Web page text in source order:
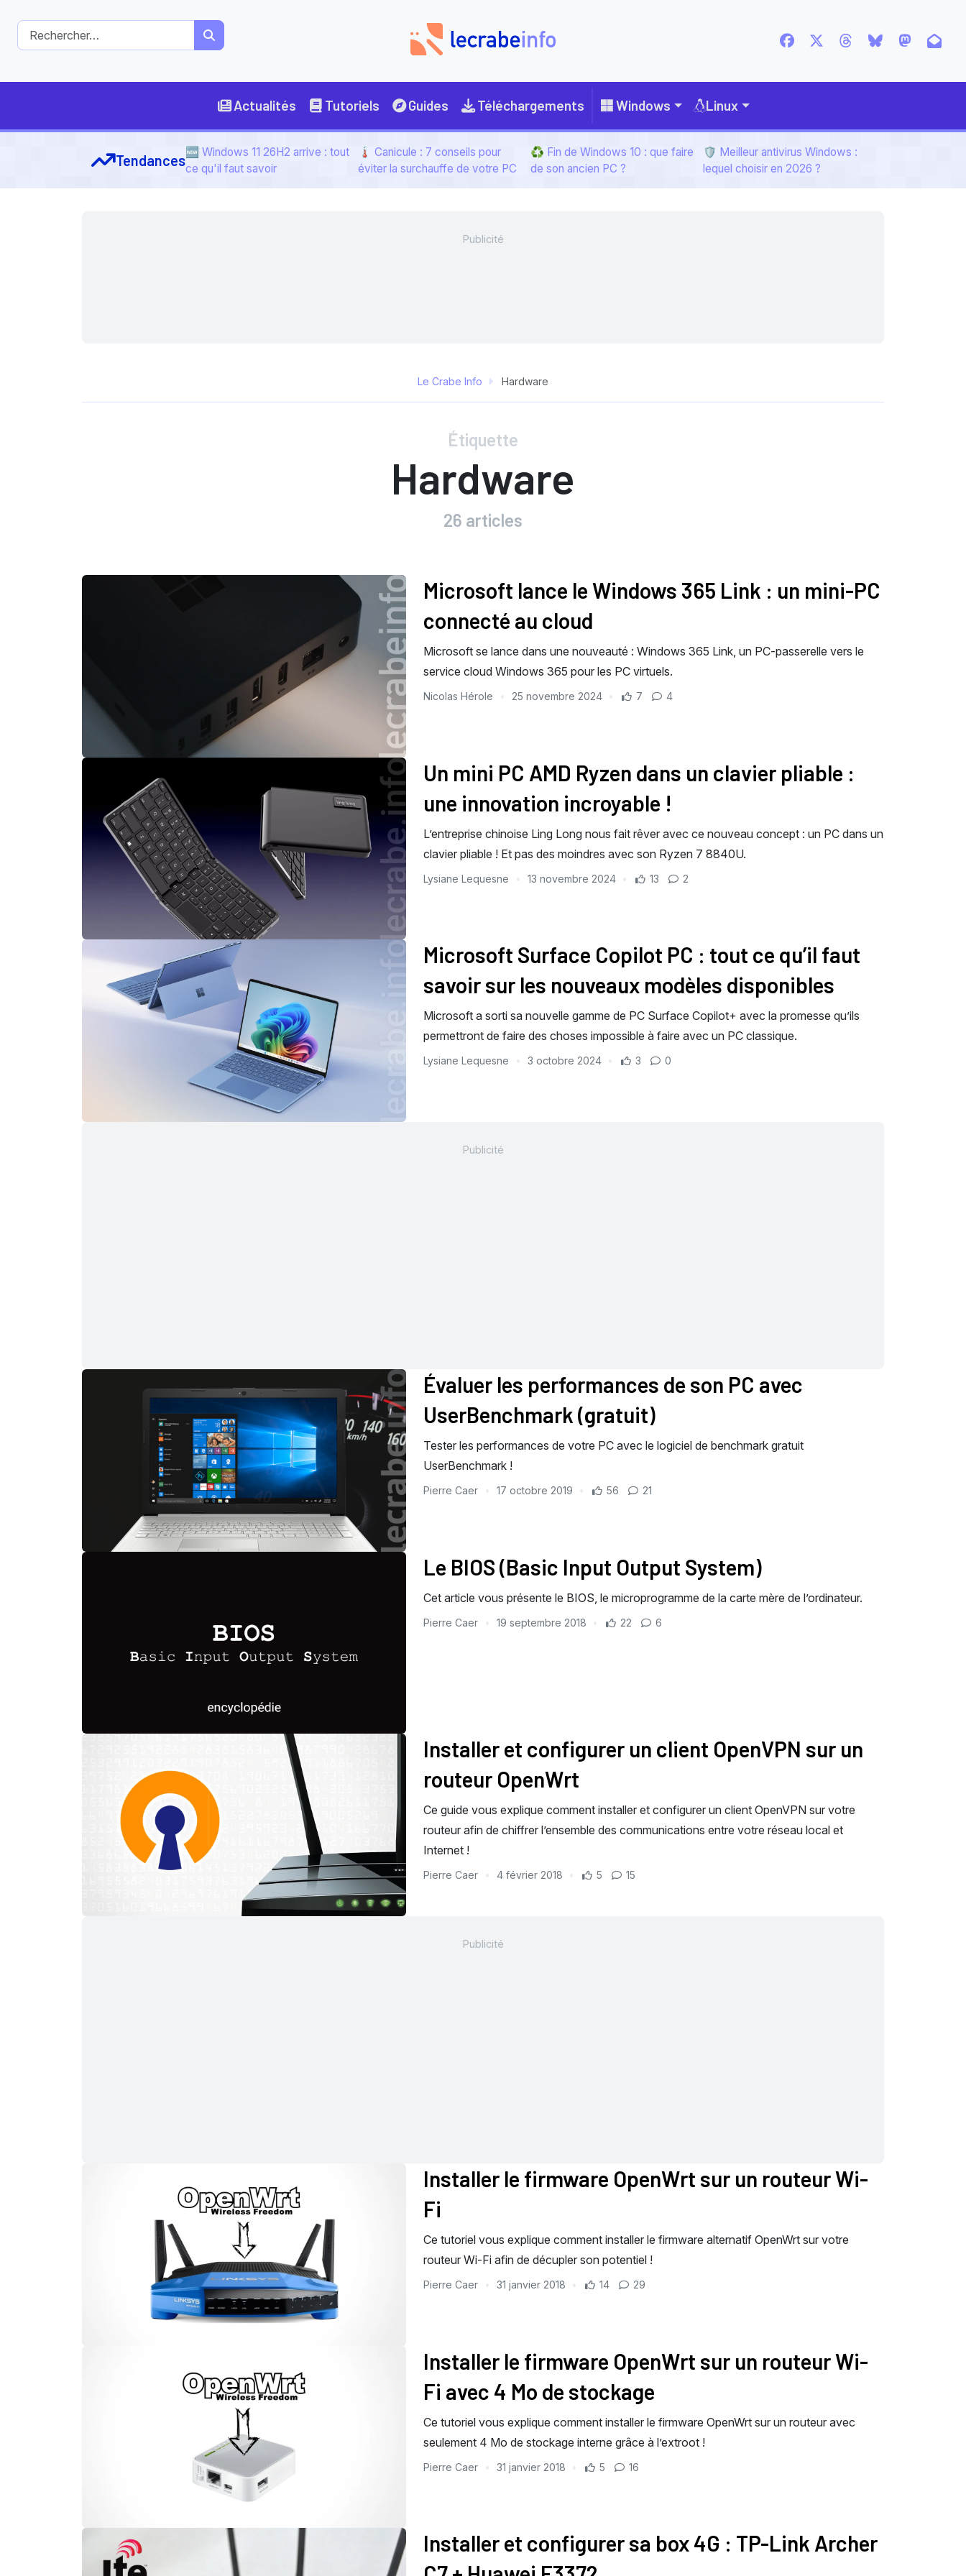
Actualités Tutoriels Guides Téléchargements Windows Linux
Tendances🆕 Windows 11 26H2 arrive : tout
ce qu'il faut savoir
🌡️ Canicule : 7 conseils pour
éviter la surchauffe de votre PC
♻️ Fin de Windows 10 : que faire
de son ancien PC ?
🛡️ Meilleur antivirus Windows :
lequel choisir en 2026 ?
Le Crabe Info Hardware
Étiquette
Hardware
26 articles
Microsoft lance le Windows 365 Link : un mini-PC
connecté au cloud
Microsoft se lance dans une nouveauté : Windows 365 Link, un PC-passerelle vers le
service cloud Windows 365 pour les PC virtuels.
Nicolas Hérole 25 novembre 2024 7 4
Un mini PC AMD Ryzen dans un clavier pliable :
une innovation incroyable !
L’entreprise chinoise Ling Long nous fait rêver avec ce nouveau concept : un PC dans un
clavier pliable ! Et pas des moindres avec son Ryzen 7 8840U.
Lysiane Lequesne 13 novembre 2024 13 2
Microsoft Surface Copilot PC : tout ce qu’il faut
savoir sur les nouveaux modèles disponibles
Microsoft a sorti sa nouvelle gamme de PC Surface Copilot+ avec la promesse qu’ils
permettront de faire des choses impossible à faire avec un PC classique.
Lysiane Lequesne 3 octobre 2024 3 0
Évaluer les performances de son PC avec
UserBenchmark (gratuit)
Tester les performances de votre PC avec le logiciel de benchmark gratuit
UserBenchmark !
Pierre Caer 17 octobre 2019 56 21
Le BIOS (Basic Input Output System)
Cet article vous présente le BIOS, le microprogramme de la carte mère de l’ordinateur.
Pierre Caer 19 septembre 2018 22 6
Installer et configurer un client OpenVPN sur un
routeur OpenWrt
Ce guide vous explique comment installer et configurer un client OpenVPN sur votre
routeur afin de chiffrer l’ensemble des communications entre votre réseau local et
Internet !
Pierre Caer 4 février 2018 5 15
Installer le firmware OpenWrt sur un routeur Wi-
Fi
Ce tutoriel vous explique comment installer le firmware alternatif OpenWrt sur votre
routeur Wi-Fi afin de décupler son potentiel !
Pierre Caer 31 janvier 2018 14 29
Installer le firmware OpenWrt sur un routeur Wi-
Fi avec 4 Mo de stockage
Ce tutoriel vous explique comment installer le firmware OpenWrt sur un routeur avec
seulement 4 Mo de stockage interne grâce à l’extroot !
Pierre Caer 31 janvier 2018 5 16
Installer et configurer sa box 4G : TP-Link Archer